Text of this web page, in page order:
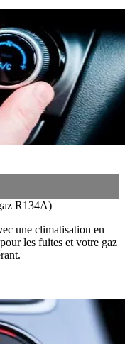
R134A)
une climatisation en
les fuites et votre gaz